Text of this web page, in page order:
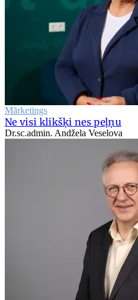
Mārketings
Ne visi klikšķi nes peļņu
Dr.sc.admin. Andžela Veselova